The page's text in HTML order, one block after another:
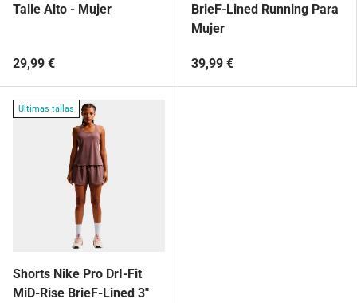
Talle Alto - Mujer
29,99 €
BrieF-Lined Running Para
Mujer
39,99 €
Últimas tallas
Shorts Nike Pro DrI-Fit
MiD-Rise BrieF-Lined 3"